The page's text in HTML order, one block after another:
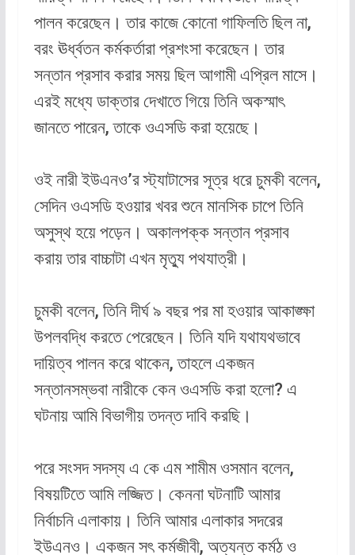
পালন করেছেন। তার কাজে কোনো গাফিলতি ছিল না,
বরং ঊর্ধ্বতন কর্মকর্তারা প্রশংসা করেছেন। তার
সন্তান প্রসাব করার সময় ছিল আগামী এপ্রিল মাসে।
এরই মধ্যে ডাক্তার দেখাতে গিয়ে তিনি অকস্মাৎ
জানতে পারেন, তাকে ওএসডি করা হয়েছে।
ওই নারী ইউএনও’র স্ট্যাটাসের সূত্র ধরে চুমকী বলেন,
সেদিন ওএসডি হওয়ার খবর শুনে মানসিক চাপে তিনি
অসুস্থ হয়ে পড়েন। অকালপক্ক সন্তান প্রসাব
করায় তার বাচ্চাটা এখন মৃত্যু পথযাত্রী।
চুমকী বলেন, তিনি দীর্ঘ ৯ বছর পর মা হওয়ার আকাঙ্ক্ষা
উপলবদ্ধি করতে পেরেছেন। তিনি যদি যথাযথভাবে
দায়িত্ব পালন করে থাকেন, তাহলে একজন
সন্তানসম্ভবা নারীকে কেন ওএসডি করা হলো? এ
ঘটনায় আমি বিভাগীয় তদন্ত দাবি করছি।
পরে সংসদ সদস্য এ কে এম শামীম ওসমান বলেন,
বিষয়টিতে আমি লজ্জিত। কেননা ঘটনাটি আমার
নির্বাচনি এলাকায়। তিনি আমার এলাকার সদরের
ইউএনও। একজন সৎ কর্মজীবী, অত্যন্ত কর্মঠ ও